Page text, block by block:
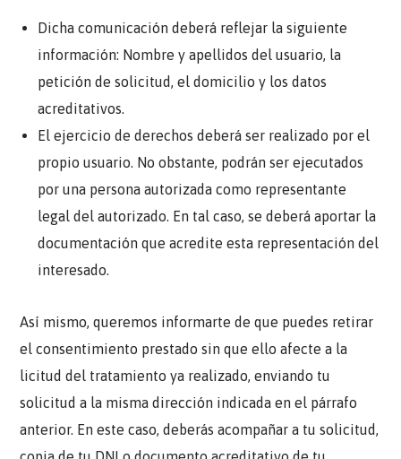
Dicha comunicación deberá reflejar la siguiente
información: Nombre y apellidos del usuario, la
petición de solicitud, el domicilio y los datos
acreditativos.
El ejercicio de derechos deberá ser realizado por el
propio usuario. No obstante, podrán ser ejecutados
por una persona autorizada como representante
legal del autorizado. En tal caso, se deberá aportar la
documentación que acredite esta representación del
interesado.
Así mismo, queremos informarte de que puedes retirar
el consentimiento prestado sin que ello afecte a la
licitud del tratamiento ya realizado, enviando tu
solicitud a la misma dirección indicada en el párrafo
anterior. En este caso, deberás acompañar a tu solicitud,